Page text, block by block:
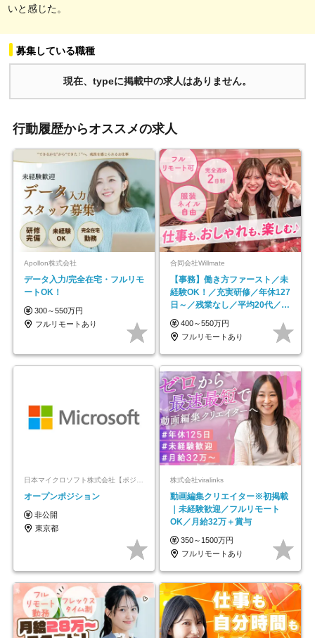
いと感じた。
募集している職種
現在、typeに掲載中の求人はありません。
行動履歴からオススメの求人
Apollon株式会社
データ入力/完全在宅・フルリモ
ートOK！
300～550万円
フルリモートあり
合同会社Willmate
【事務】働き方ファースト／未
経験OK！／充実研修／年休127
日～／残業なし／平均20代／リ
モートOK
400～550万円
フルリモートあり
日本マイクロソフト株式会社【ポジションマッチ登録】
オープンポジション
非公開
東京都
株式会社viralinks
動画編集クリエイター※初掲載
｜未経験歓迎／フルリモート
OK／月給32万＋賞与
350～1500万円
フルリモートあり